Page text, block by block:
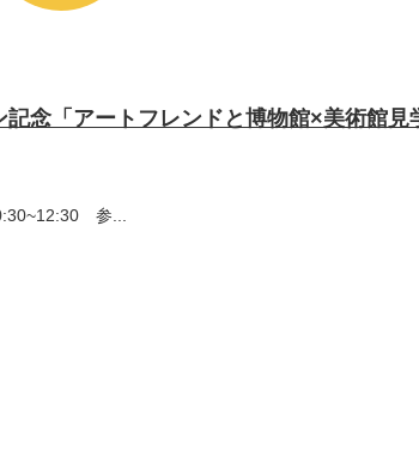
念「アートフレンドと博物館×美術館見
参...